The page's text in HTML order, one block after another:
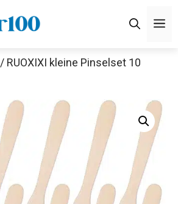
/ RUOXIXI kleine Pinselset 10